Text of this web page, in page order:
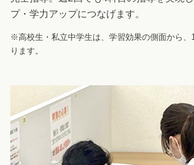
プ・学力アップにつなげます。
※高校生・私立中学生は、学習効果の側面から、
ります。